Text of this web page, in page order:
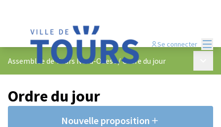
Se connecter
Assemblée de Tours Nord-Ouest/Ordre du jour
Ordre du jour
Nouvelle proposition